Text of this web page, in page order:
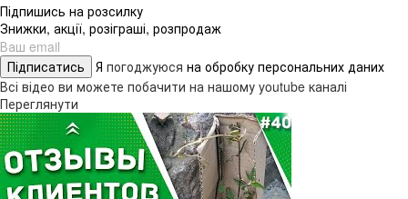
Підпишись на розсилку
Знижки, акції, розіграші, розпродаж
Підписатись Я погоджуюся на обробку персональних даних
Всі відео ви можете побачити на нашому youtube каналі
Переглянути